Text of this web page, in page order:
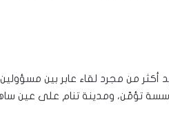
من مجرد لقاء عابر بين
تؤمّن، ومدينة تنام على عين